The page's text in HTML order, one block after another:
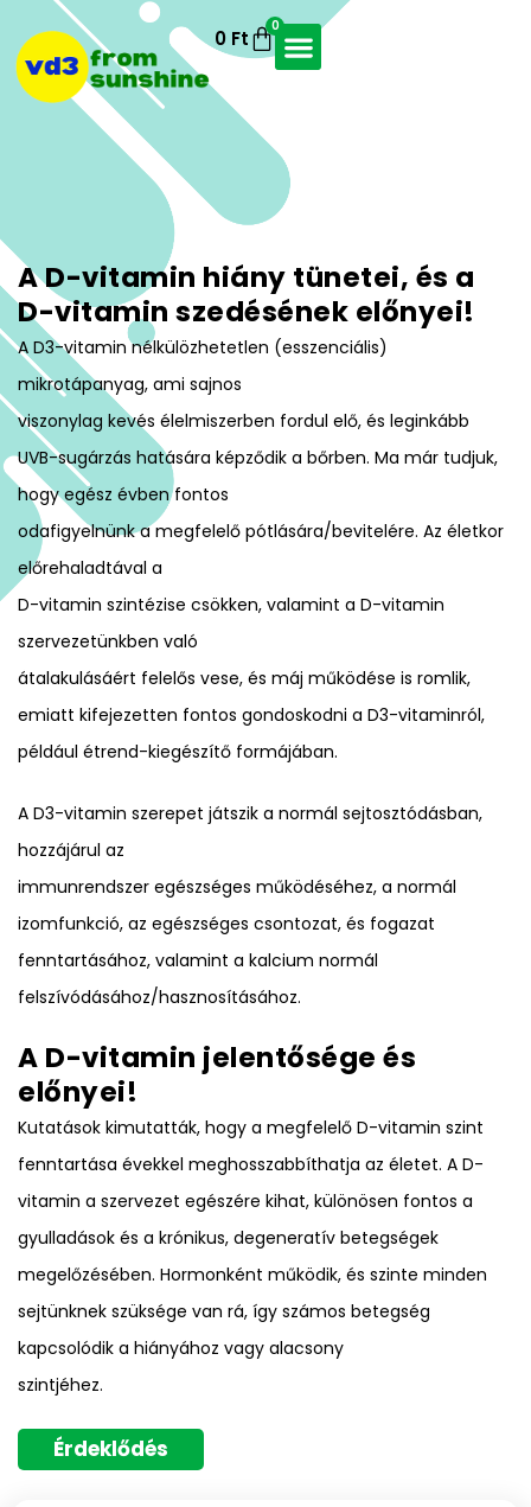
0 Ft
0
A D-vitamin hiány tünetei, és a
D-vitamin szedésének előnyei!
A D3-vitamin nélkülözhetetlen (esszenciális)
mikrotápanyag, ami sajnos
viszonylag kevés élelmiszerben fordul elő, és leginkább
UVB-sugárzás hatására képződik a bőrben. Ma már tudjuk,
hogy egész évben fontos
odafigyelnünk a megfelelő pótlására/bevitelére. Az életkor
előrehaladtával a
D-vitamin szintézise csökken, valamint a D-vitamin
szervezetünkben való
átalakulásáért felelős vese, és máj működése is romlik,
emiatt kifejezetten fontos gondoskodni a D3-vitaminról,
például étrend-kiegészítő formájában.
A D3-vitamin szerepet játszik a normál sejtosztódásban,
hozzájárul az
immunrendszer egészséges működéséhez, a normál
izomfunkció, az egészséges csontozat, és fogazat
fenntartásához, valamint a kalcium normál
felszívódásához/hasznosításához.
A D-vitamin jelentősége és
előnyei!
Kutatások kimutatták, hogy a megfelelő D-vitamin szint
fenntartása évekkel meghosszabbíthatja az életet. A D-
vitamin a szervezet egészére kihat, különösen fontos a
gyulladások és a krónikus, degeneratív betegségek
megelőzésében. Hormonként működik, és szinte minden
sejtünknek szüksége van rá, így számos betegség
kapcsolódik a hiányához vagy alacsony
szintjéhez.
Érdeklődés